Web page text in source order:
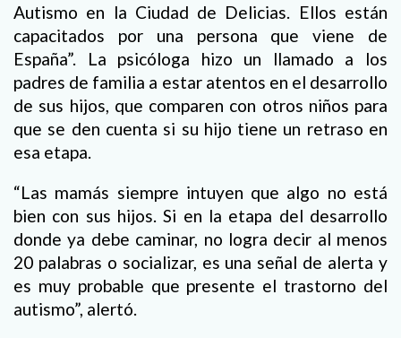
Autismo en la Ciudad de Delicias. Ellos están
capacitados por una persona que viene de
España”. La psicóloga hizo un llamado a los
padres de familia a estar atentos en el desarrollo
de sus hijos, que comparen con otros niños para
que se den cuenta si su hijo tiene un retraso en
esa etapa.
“Las mamás siempre intuyen que algo no está
bien con sus hijos. Si en la etapa del desarrollo
donde ya debe caminar, no logra decir al menos
20 palabras o socializar, es una señal de alerta y
es muy probable que presente el trastorno del
autismo”, alertó.